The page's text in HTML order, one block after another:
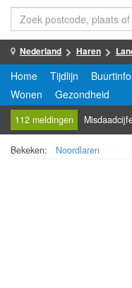
Nederland Haren
Home Tijdlijn Buurtinfo
Wonen
Gezondheid
112 meldingen
Bekeken: Noordlaren